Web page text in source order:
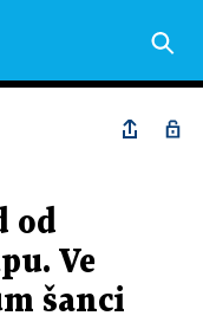
od
Ve
šanci